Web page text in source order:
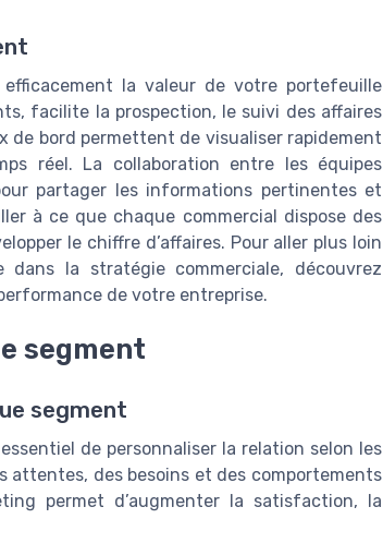
la valeur de votre portefeuille
facilite la prospection, le suivi des affaires
de bord permettent de visualiser rapidement
réel. La collaboration entre les équipes
partager les informations pertinentes et
à ce que chaque commercial dispose des
le chiffre d’affaires. Pour aller plus loin
la stratégie commerciale, découvrez
de votre entreprise.
segment
segment
de personnaliser la relation selon les
attentes, des besoins et des comportements
permet d’augmenter la satisfaction, la